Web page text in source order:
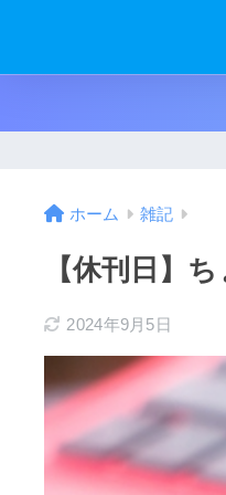
ホーム 雑記
【休刊日】
2024年9月5日